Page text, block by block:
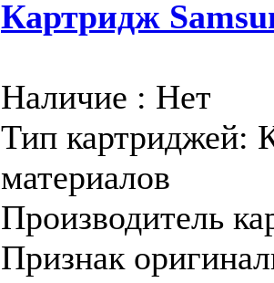
Картридж
Наличие : Нет
Тип картриджей:
материалов
Производитель
Признак